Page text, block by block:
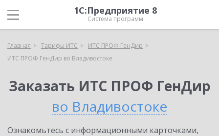
1С:Предприятие 8
Система программ
Главная Тарифы ИТС
ИТС ПРОФ ГенДир
ИТС ПРОФ ГенДир во Владивостоке
Заказать ИТС ПРОФ ГенДир
во Владивостоке
Ознакомьтесь с информационными карточками,